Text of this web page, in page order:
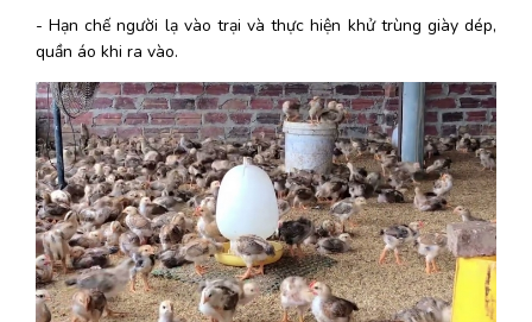
- Hạn chế người lạ vào trại và thực hiện khử trùng giày dép,
quần áo khi ra vào.